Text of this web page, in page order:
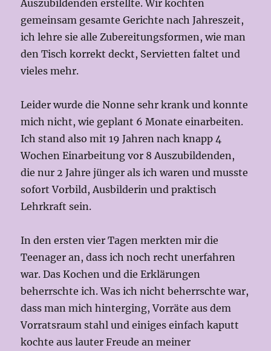
Auszubildenden erstellte. Wir kochten
gemeinsam gesamte Gerichte nach Jahreszeit,
ich lehre sie alle Zubereitungsformen, wie man
den Tisch korrekt deckt, Servietten faltet und
vieles mehr.
Leider wurde die Nonne sehr krank und konnte
mich nicht, wie geplant 6 Monate einarbeiten.
Ich stand also mit 19 Jahren nach knapp 4
Wochen Einarbeitung vor 8 Auszubildenden,
die nur 2 Jahre jünger als ich waren und musste
sofort Vorbild, Ausbilderin und praktisch
Lehrkraft sein.
In den ersten vier Tagen merkten mir die
Teenager an, dass ich noch recht unerfahren
war. Das Kochen und die Erklärungen
beherrschte ich. Was ich nicht beherrschte war,
dass man mich hinterging, Vorräte aus dem
Vorratsraum stahl und einiges einfach kaputt
kochte aus lauter Freude an meiner